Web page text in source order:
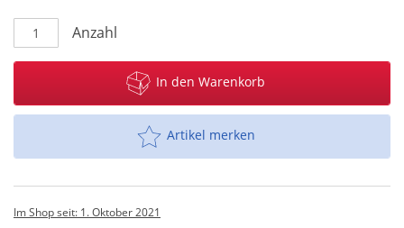
Anzahl
In den Warenkorb
Artikel merken
Im Shop seit: 1. Oktober 2021